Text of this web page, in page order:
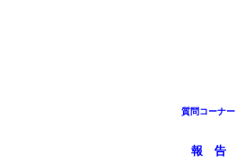
質問コーナー
報 告